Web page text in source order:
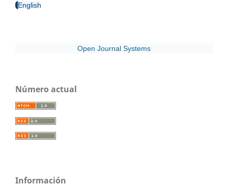
English
Open Journal Systems
Número actual
Información